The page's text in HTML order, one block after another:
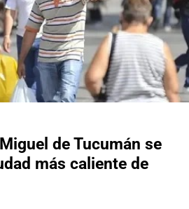
de Tucumán se
más caliente de